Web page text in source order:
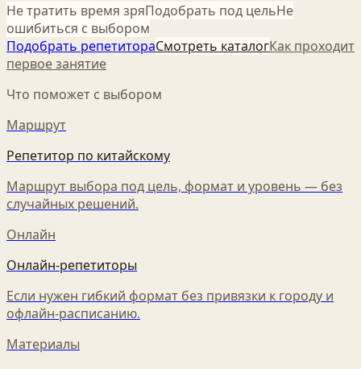
Не тратить время зряПодобрать под цельНе
ошибиться с выбором
Подобрать репетитораСмотреть каталогКак проходит
первое занятие
Что поможет с выбором
Маршрут
Репетитор по китайскому
Маршрут выбора под цель, формат и уровень — без
случайных решений.
Онлайн
Онлайн-репетиторы
Если нужен гибкий формат без привязки к городу и
офлайн-расписанию.
Материалы